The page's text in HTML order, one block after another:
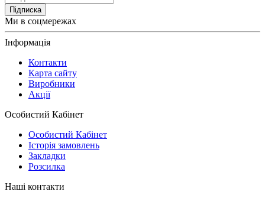
Підписка
Ми в соцмережах
Інформація
Контакти
Карта сайту
Виробники
Акції
Особистий Кабінет
Особистий Кабінет
Історія замовлень
Закладки
Розсилка
Наші контакти